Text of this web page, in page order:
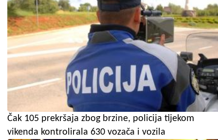
Čak 105 prekršaja zbog brzine, policija tijekom
vikenda kontrolirala 630 vozača i vozila